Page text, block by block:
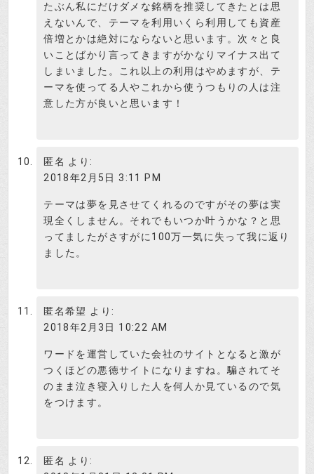
たぶん私にだけダメな銘柄を推奨してきたとは思
えないんで、テーマを利用いくら利用しても資産
倍増とかは絶対にならないと思います。次々と良
いことばかり言ってきますがかなりマイナス出て
しまいました。これ以上の利用はやめますが、テ
ーマを使ってる人やこれから使うつもりの人は注
意した方が良いと思います！
匿名 より:
2018年2月5日 3:11 PM
テーマは夢を見させてくれるのですがその夢は実
現全くしません。それでもいつか叶うかな？と思
ってましたがさすがに100万一気に失って我に返り
ました。
匿名希望 より:
2018年2月3日 10:22 AM
ワードを運営していた会社のサイトとなると激が
つくほどの悪徳サイトになりますね。騙されてそ
のまま泣き寝入りした人を何人か見ているので気
をつけます。
匿名 より: